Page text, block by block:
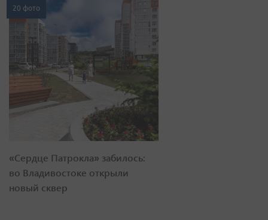
20 фото
«Сердце Патрокла» забилось:
во Владивостоке открыли
новый сквер